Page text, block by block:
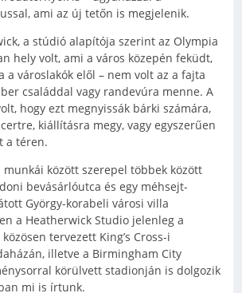
ami az új tetőn is megjelenik.
a stúdió alapítója szerint az Olympia
hely volt, ami a város közepén feküdt,
a városlakók elől – nem volt az a fajta
családdal vagy randevúra menne. A
hogy ezt megnyissák bárki számára,
kiállításra megy, vagy egyszerűen
a téren.
munkái között szerepel többek között
bevásárlóutca és egy méhsejt-
György-korabeli városi villa
a Heatherwick Studio jelenleg a
tervezett King’s Cross-i
illetve a Birmingham City
körülvett stadionján is dolgozik
mi is írtunk.